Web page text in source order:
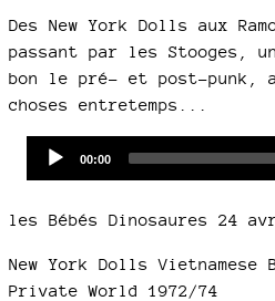
Des New York Dolls aux
passant par les Stooges,
bon le pré- et post-punk,
choses entretemps...
Current
00:00
les Bébés Dinosaures 24
New York Dolls Vietnamese
Private World 1972/74